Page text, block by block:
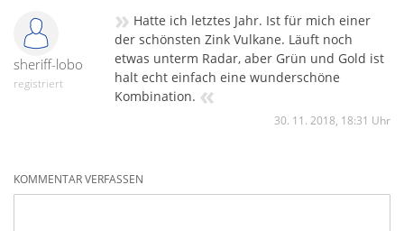
sheriff-lobo
registriert
» Hatte ich letztes Jahr. Ist für mich einer
der schönsten Zink Vulkane. Läuft noch
etwas unterm Radar, aber Grün und Gold ist
halt echt einfach eine wunderschöne
Kombination. «
30. 11. 2018, 18:31 Uhr
KOMMENTAR VERFASSEN